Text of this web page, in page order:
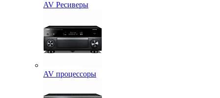
AV Ресиверы
AV процессоры